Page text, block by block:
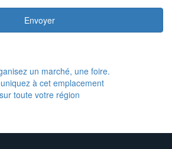
Envoyer
un marché, une foire.
à cet emplacement
sur toute votre région